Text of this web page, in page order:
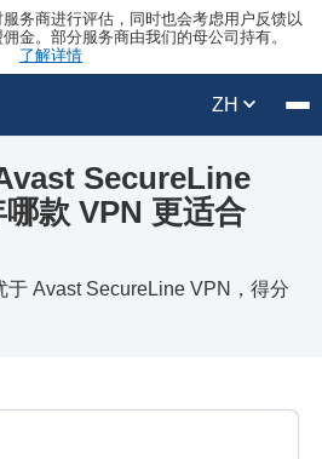
务商进行评估，同时也会考虑用户反馈以
金。部分服务商由我们的母公司持有。
了解详情
ZH
SecureLine
款 VPN 更适合
于 Avast SecureLine VPN，得分